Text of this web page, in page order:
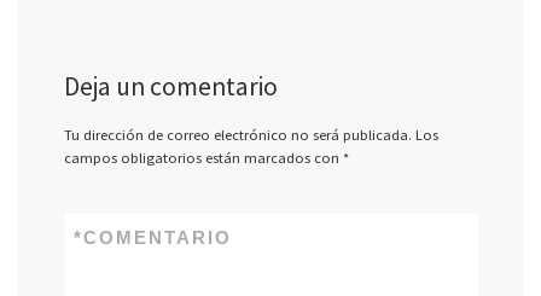
Deja un comentario
Tu dirección de correo electrónico no será publicada. Los
campos obligatorios están marcados con *
COMENTARIO
*